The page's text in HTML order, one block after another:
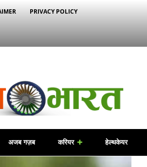
PRIVACY POLICY
अजब गज़ब करियर हेल्थकेयर